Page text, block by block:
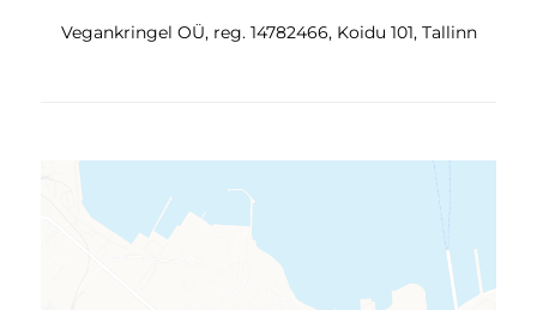
Vegankringel OÜ, reg. 14782466, Koidu 101, Tallinn